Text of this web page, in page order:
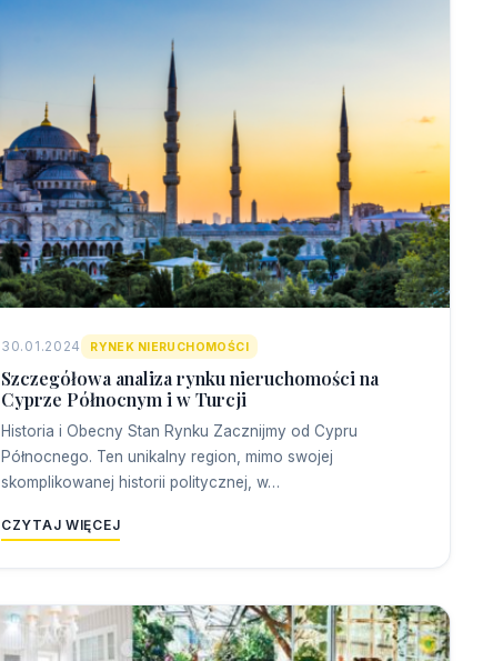
30.01.2024 RYNEK NIERUCHOMOŚCI
Szczegółowa analiza rynku nieruchomości na
Cyprze Północnym i w Turcji
Historia i Obecny Stan Rynku Zacznijmy od Cypru
Północnego. Ten unikalny region, mimo swojej
skomplikowanej historii politycznej, w…
CZYTAJ WIĘCEJ